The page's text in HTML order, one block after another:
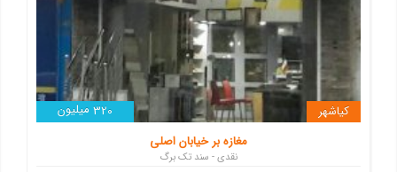
320 میلیون
کیاشهر
مغازه بر خیابان اصلی
نقدی - سند تک برگ